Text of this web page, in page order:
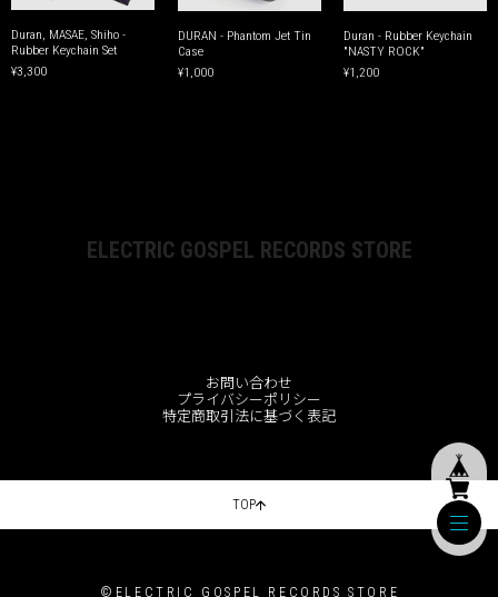
Duran, MASAE, Shiho -
Rubber Keychain Set
¥3,300
DURAN - Phantom Jet Tin
Case
¥1,000
Duran - Rubber Keychain
"NASTY ROCK"
¥1,200
ELECTRIC GOSPEL RECORDS STORE
お問い合わせ
プライバシーポリシー
特定商取引法に基づく表記
TOP
©ELECTRIC GOSPEL RECORDS STORE